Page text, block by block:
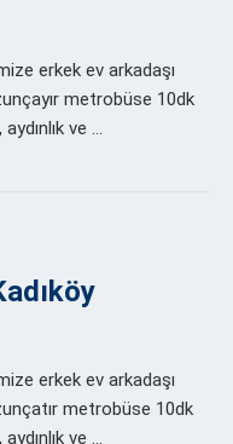
erkek ev arkadaşı
metrobüse 10dk
ve …
erkek ev arkadaşı
metrobüse 10dk
ve …